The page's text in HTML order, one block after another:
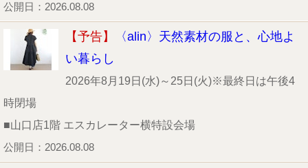
公開日：2026.08.08
【予告】
〈alin〉天然素材の服と、心地よ
い暮らし
2026年8月19日(水)～25日(火)※最終日は午後4
時閉場
■山口店1階 エスカレーター横特設会場
公開日：2026.08.08